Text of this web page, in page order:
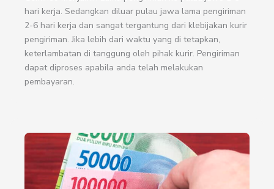
hari kerja. Sedangkan diluar pulau jawa lama pengiriman
2-6 hari kerja dan sangat tergantung dari klebijakan kurir
pengiriman. Jika lebih dari waktu yang di tetapkan,
keterlambatan di tanggung oleh pihak kurir. Pengiriman
dapat diproses apabila anda telah melakukan
pembayaran.